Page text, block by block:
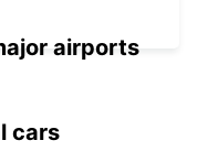
airports
cars